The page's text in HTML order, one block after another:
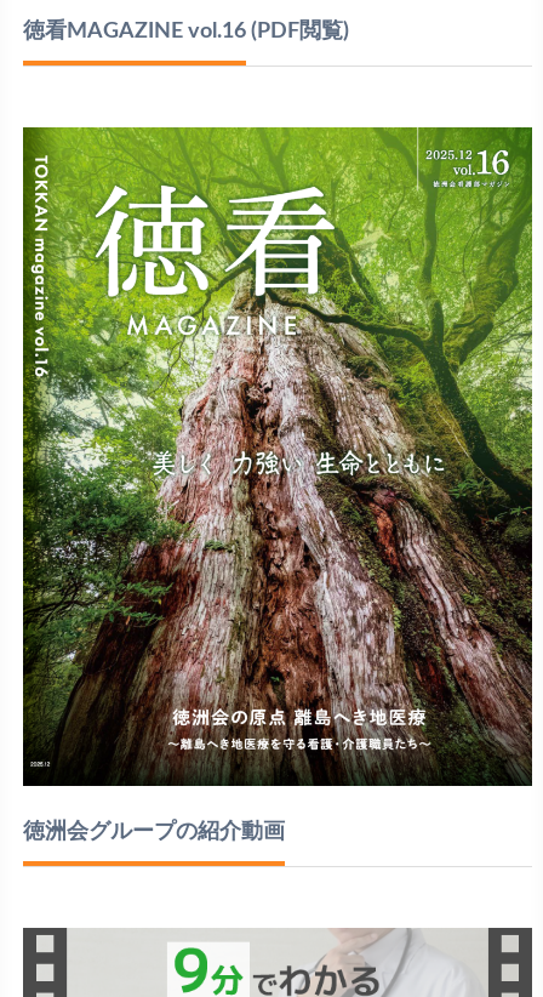
徳看MAGAZINE vol.16(PDF閲覧)
徳洲会グループの紹介動画